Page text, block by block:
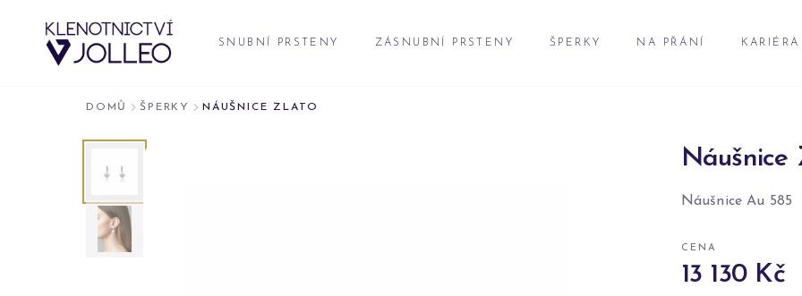
SNUBNÍ PRSTENY ZÁSNUBNÍ PRSTENY ŠPERKY NA PŘÁNÍ KARIÉRA
DOMŮ ŠPERKY NÁUŠNICE ZLATO
Náušnice
Náušnice Au 585
CENA
13 130 Kč